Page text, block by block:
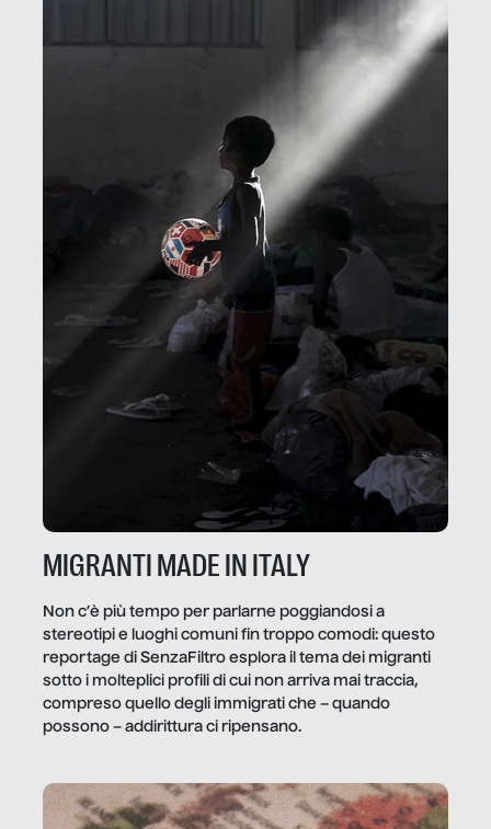
MIGRANTI MADE IN ITALY
Non c’è più tempo per parlarne poggiandosi a
stereotipi e luoghi comuni fin troppo comodi: questo
reportage di SenzaFiltro esplora il tema dei migranti
sotto i molteplici profili di cui non arriva mai traccia,
compreso quello degli immigrati che – quando
possono – addirittura ci ripensano.